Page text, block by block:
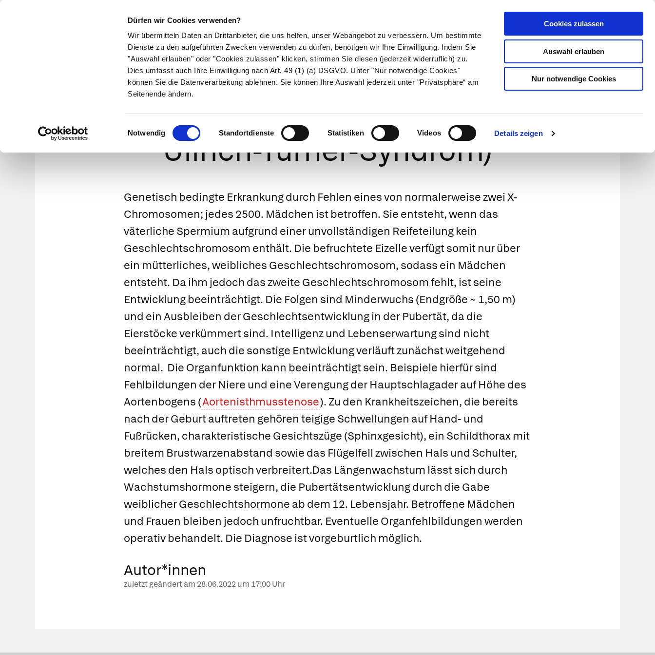
Dürfen wir Cookies verwenden?
Wir übermitteln Daten an Drittanbieter, die uns helfen, unser Webangebot zu verbessern. Um bestimmte
Dienste zu den aufgeführten Zwecken verwenden zu dürfen, benötigen wir Ihre Einwilligung. Indem Sie
"Auswahl erlauben" oder "Cookies zulassen" klicken, stimmen Sie diesen (jederzeit widerruflich) zu.
Dies umfasst auch Ihre Einwilligung nach Art. 49 (1) (a) DSGVO. Unter "Nur notwendige Cookies"
können Sie die Datenverarbeitung ablehnen. Sie können Ihre Auswahl jederzeit unter "Privatsphäre“ am
Seitenende ändern.
Einwilligungsauswahl
Notwendig Standortdienste Statistiken Videos Details zeigen
Cookies zulassen
Auswahl erlauben
Nur notwendige Cookies
Kundenlogin
Suche
Symptome Therapie Medikamente Naturheilkunde Eltern & Kind Gesund leben Über uns
Turner-Syndrom (Monosomie XO,
Ullrich-Turner-Syndrom)
Genetisch bedingte Erkrankung durch Fehlen eines von normalerweise zwei X-
Chromosomen; jedes 2500. Mädchen ist betroffen. Sie entsteht, wenn das
väterliche Spermium aufgrund einer unvollständigen Reifeteilung kein
Geschlechtschromosom enthält. Die befruchtete Eizelle verfügt somit nur über
ein mütterliches, weibliches Geschlechtschromosom, sodass ein Mädchen
entsteht. Da ihm jedoch das zweite Geschlechtschromosom fehlt, ist seine
Entwicklung beeinträchtigt. Die Folgen sind Minderwuchs (Endgröße ~ 1,50 m)
und ein Ausbleiben der Geschlechtsentwicklung in der Pubertät, da die
Eierstöcke verkümmert sind. Intelligenz und Lebenserwartung sind nicht
beeinträchtigt, auch die sonstige Entwicklung verläuft zunächst weitgehend
normal. Die Organfunktion kann beeinträchtigt sein. Beispiele hierfür sind
Fehlbildungen der Niere und eine Verengung der Hauptschlagader auf Höhe des
Aortenbogens (Aortenisthmusstenose). Zu den Krankheitszeichen, die bereits
nach der Geburt auftreten gehören teigige Schwellungen auf Hand- und
Fußrücken, charakteristische Gesichtszüge (Sphinxgesicht), ein Schildthorax mit
breitem Brustwarzenabstand sowie das Flügelfell zwischen Hals und Schulter,
welches den Hals optisch verbreitert.Das Längenwachstum lässt sich durch
Wachstumshormone steigern, die Pubertätsentwicklung durch die Gabe
weiblicher Geschlechtshormone ab dem 12. Lebensjahr. Betroffene Mädchen
und Frauen bleiben jedoch unfruchtbar. Eventuelle Organfehlbildungen werden
operativ behandelt. Die Diagnose ist vorgeburtlich möglich.
Autor*innen
zuletzt geändert am 28.06.2022um 17:00 Uhr